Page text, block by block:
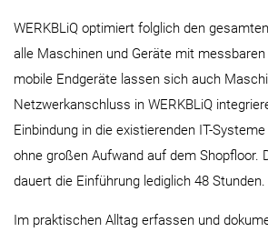
WERKBLiQ optimiert folglich den
alle Maschinen und Geräte mit
mobile Endgeräte lassen sich auch
Netzwerkanschluss in WERKBLiQ
Einbindung in die existierenden IT-
ohne großen Aufwand auf dem Shopfloor.
dauert die Einführung lediglich 48 Stunden.
Im praktischen Alltag erfassen und